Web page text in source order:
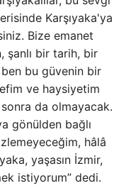
Karşıyaka'ya
Bize emanet
şanlı bir tarih, bir
bu güvenin bir
ve haysiyetim
da olmayacak.
gönülden bağlı
hâlâ
yaşasın İzmir,
istiyorum” dedi.